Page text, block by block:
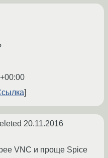
20.11.2016
VNC и проще Spice